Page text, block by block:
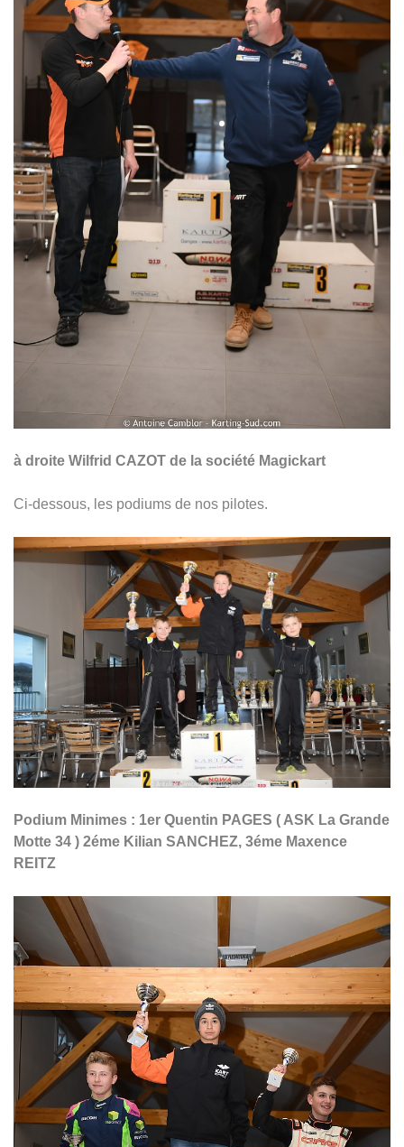
à droite Wilfrid CAZOT de la société Magickart
Ci-dessous, les podiums de nos pilotes.
Podium Minimes : 1er Quentin PAGES ( ASK La Grande
Motte 34 ) 2éme Kilian SANCHEZ, 3éme Maxence
REITZ